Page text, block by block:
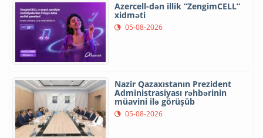
Azercell-dən illik “ZengimCELL”
xidməti
05-08-2026
Nazir Qazaxıstanın Prezident
Administrasiyası rəhbərinin
müavini ilə görüşüb
05-08-2026